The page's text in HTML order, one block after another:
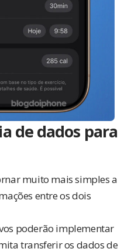
de dados para
muito mais simples a
entre os dois
poderão implementar
transferir os dados de